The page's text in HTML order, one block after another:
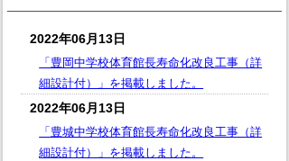
2022年06月13日
「豊岡中学校体育館長寿命化改良工事（詳
細設計付）」を掲載しました。
2022年06月13日
「豊城中学校体育館長寿命化改良工事（詳
細設計付）」を掲載しました。